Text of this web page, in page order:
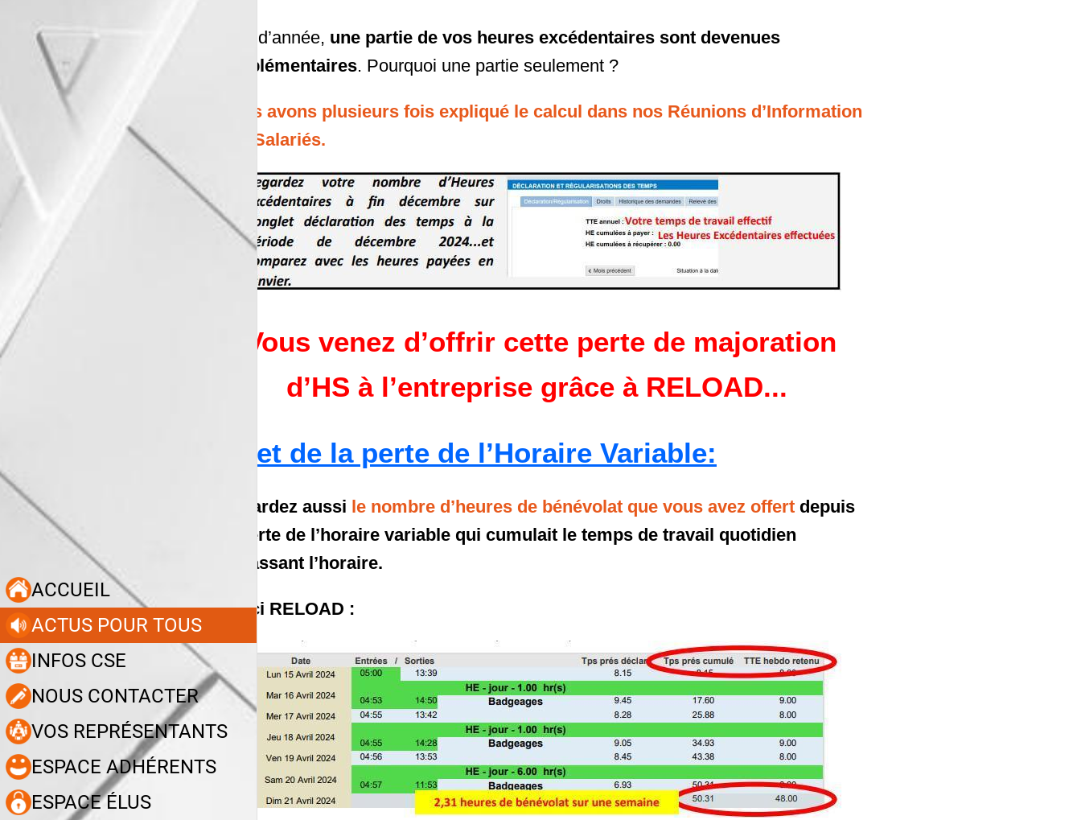
ACCUEIL
ACTUS POUR TOUS
INFOS CSE
NOUS CONTACTER
VOS REPRÉSENTANTS
ESPACE ADHÉRENTS
ESPACE ÉLUS
A fin d’année, une partie de vos heures excédentaires sont devenues
supplémentaires. Pourquoi une partie seulement ?
Nous avons plusieurs fois expliqué le calcul dans nos Réunions d’Information
aux Salariés.
Vous venez d’offrir cette perte de majoration
d’HS à l’entreprise grâce à RELOAD...
Effet de la perte de l’Horaire Variable:
Regardez aussi le nombre d’heures de bénévolat que vous avez offert depuis
la perte de l’horaire variable qui cumulait le temps de travail quotidien
dépassant l’horaire.
Merci RELOAD :